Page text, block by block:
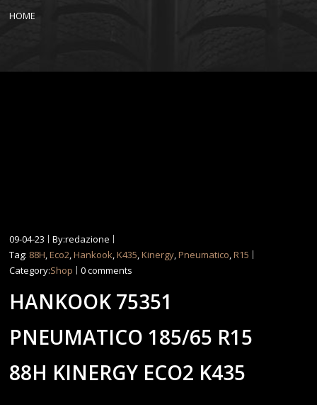
HOME
09-04-23
By:redazione
Tag: 88H,Eco2,Hankook,K435,Kinergy,Pneumatico,R15
Category:Shop 0 comments
HANKOOK 75351
PNEUMATICO 185/65 R15
88H KINERGY ECO2 K435